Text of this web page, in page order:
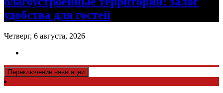
удобства для гостей
Четверг, 6 августа, 2026
Переключение навигации